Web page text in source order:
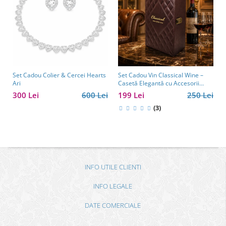
Set Cadou Colier & Cercei Hearts
Ari
600 Lei
300 Lei
Set Cadou Vin Classical Wine –
Casetă Elegantă cu Accesorii
pentru Vin
250 Lei
199 Lei
(3)
INFO UTILE CLIENTI
INFO LEGALE
DATE COMERCIALE